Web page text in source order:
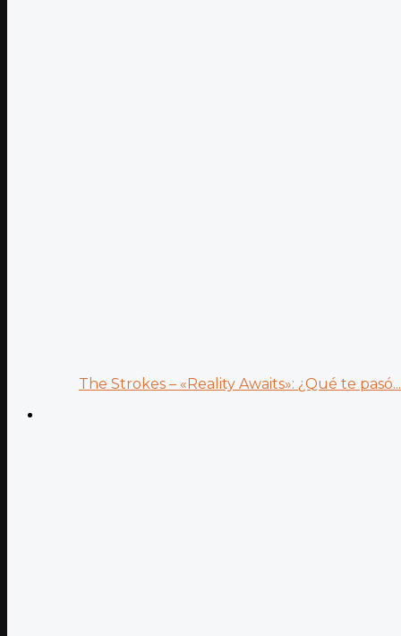
The Strokes – «Reality Awaits»: ¿Qué te pasó...